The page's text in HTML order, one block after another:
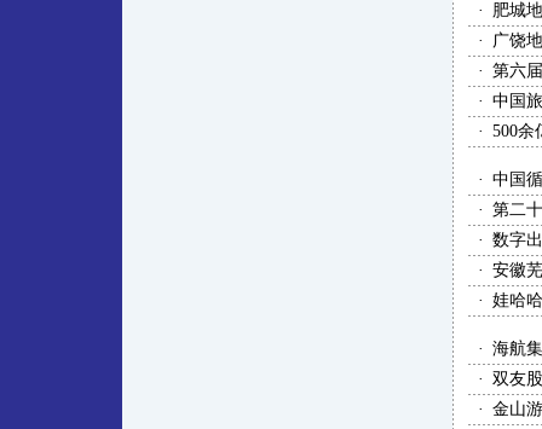
·
肥城
·
广饶
· 第六
· 中国
· 500余
· 中国
· 第二
· 数字
· 安徽
· 娃哈
· 海航
· 双友
· 金山